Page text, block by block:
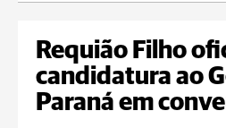
Requião Filho
candidatura ao
Paraná em